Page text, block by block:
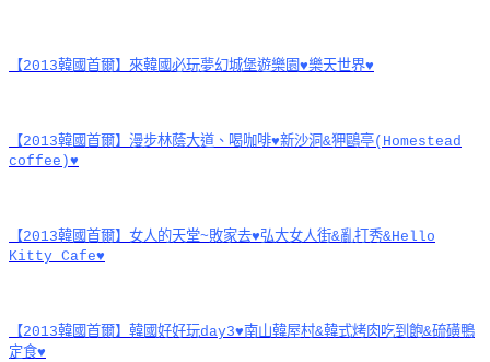
【2013韓國首爾】來韓國必玩夢幻城堡遊樂園♥樂天世界♥
【2013韓國首爾】漫步林蔭大道、喝咖啡♥新沙洞&狎鷗亭(Homestead
coffee)♥
【2013韓國首爾】女人的天堂~敗家去♥弘大女人街&亂打秀&Hello
Kitty Cafe♥
【2013韓國首爾】韓國好好玩day3♥南山韓屋村&韓式烤肉吃到飽&硫磺鴨
定食♥